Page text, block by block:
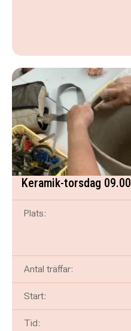
Keramik-torsdag 09.00
Plats:
Antal träffar:
Start:
Tid: